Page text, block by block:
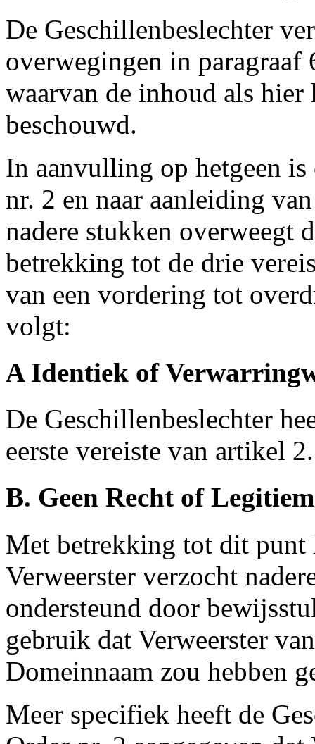
De Geschillenbeslechter
overwegingen in paragraaf
waarvan de inhoud als
beschouwd.
In aanvulling op hetgeen
nr. 2 en naar aanleiding
nadere stukken overweegt
betrekking tot de drie
van een vordering tot
volgt:
A Identiek of
De Geschillenbeslechter
eerste vereiste van artikel
B. Geen Recht of
Met betrekking tot dit punt
Verweerster verzocht
ondersteund door
gebruik dat Verweerster
Domeinnaam zou hebben
Meer specifiek heeft de